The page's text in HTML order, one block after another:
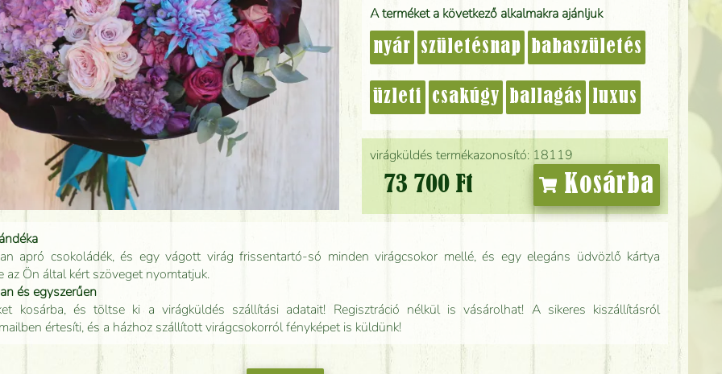
virágküldés termékazonosító: 18119
73 700 Ft Kosárba
A terméket a következő alkalmakra ajánljuk
nyár születésnap babaszületés
üzleti csakúgy ballagás luxus
apró csokoládék, és egy vágott virág frissentartó-só minden virágcsokor mellé, és egy elegáns üdvözlő kártya
az Ön által kért szöveget nyomtatjuk.
és egyszerűen
kosárba, és töltse ki a virágküldés szállítási adatait! Regisztráció nélkül is vásárolhat! A sikeres kiszállításról
értesíti, és a házhoz szállított virágcsokorról fényképet is küldünk!